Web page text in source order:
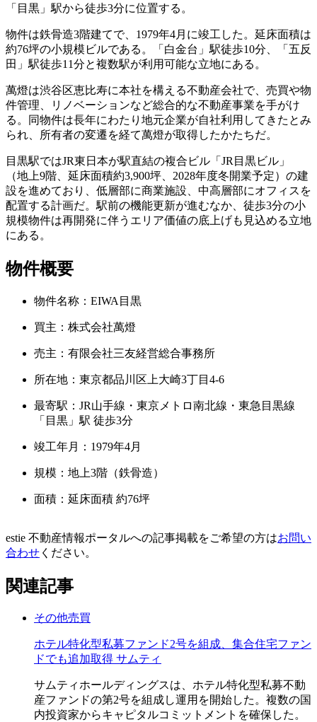
「目黒」駅から徒歩3分に位置する。
物件は鉄骨造3階建てで、1979年4月に竣工した。延床面積は
約76坪の小規模ビルである。「白金台」駅徒歩10分、「五反
田」駅徒歩11分と複数駅が利用可能な立地にある。
萬燈は渋谷区恵比寿に本社を構える不動産会社で、売買や物
件管理、リノベーションなど総合的な不動産事業を手がけ
る。同物件は長年にわたり地元企業が自社利用してきたとみ
られ、所有者の変遷を経て萬燈が取得したかたちだ。
目黒駅ではJR東日本が駅直結の複合ビル「JR目黒ビル」
（地上9階、延床面積約3,900坪、2028年度冬開業予定）の建
設を進めており、低層部に商業施設、中高層部にオフィスを
配置する計画だ。駅前の機能更新が進むなか、徒歩3分の小
規模物件は再開発に伴うエリア価値の底上げも見込める立地
にある。
物件概要
物件名称：EIWA目黒
買主：株式会社萬燈
売主：有限会社三友経営総合事務所
所在地：東京都品川区上大崎3丁目4-6
最寄駅：JR山手線・東京メトロ南北線・東急目黒線
「目黒」駅 徒歩3分
竣工年月：1979年4月
規模：地上3階（鉄骨造）
面積：延床面積 約76坪
estie 不動産情報ポータルへの記事掲載をご希望の方はお問い
合わせ ください。
関連記事
その他売買
ホテル特化型私募ファンド2号を組成、集合住宅ファン
ドでも追加取得 サムティ
サムティホールディングスは、ホテル特化型私募不動
産ファンドの第2号を組成し運用を開始した。複数の国
内投資家からキャピタルコミットメントを確保した。